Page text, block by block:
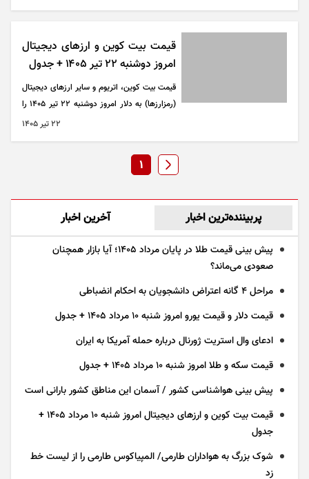
قیمت بیت کوین و ارز‌های دیجیتال
امروز دوشنبه ۲۲ تیر ۱۴۰۵ + جدول
قیمت بیت کوین، اتریوم و سایر ارز‌های دیجیتال
(رمزارزها) به دلار امروز دوشنبه ۲۲ تیر ۱۴۰۵ را
می‌توانید در جدول زیر مشاهده کنید.۲۲ تير ۱۴۰۵
1
پربیننده‌ترین اخبار آخرین اخبار
پیش بینی قیمت طلا در پایان مرداد 1405؛ آیا بازار همچنان
صعودی می‌ماند؟
مراحل ۴ گانه اعتراض دانشجویان به احکام انضباطی
قیمت دلار و قیمت یورو امروز شنبه ۱۰ مرداد ۱۴۰۵ + جدول
ادعای وال استریت ژورنال درباره حمله آمریکا به ایران
قیمت سکه و طلا امروز شنبه ۱۰ مرداد ۱۴۰۵ + جدول
پیش بینی هواشناسی کشور / آسمان این مناطق کشور بارانی است
قیمت بیت کوین و ارز‌های دیجیتال امروز شنبه ۱۰ مرداد ۱۴۰۵ +
جدول
شوک بزرگ به هواداران طارمی/ المپیاکوس طارمی را از لیست خط
زد